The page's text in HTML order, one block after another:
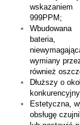
wskazaniem
999PPM;
Wbudowana
bateria,
wymiany
również
Dłuższy o
Estetyczna,
obsługę